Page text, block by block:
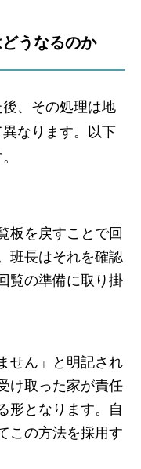
うなるのか
、その処理は地
なります。以下
板を戻すことで回
班長はそれを確認
覧の準備に取り掛
せん」と明記され
け取った家が責任
形となります。自
この方法を採用す